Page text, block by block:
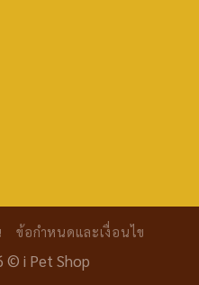
ข้อกำหนดและเงื่อนไข
© i Pet Shop